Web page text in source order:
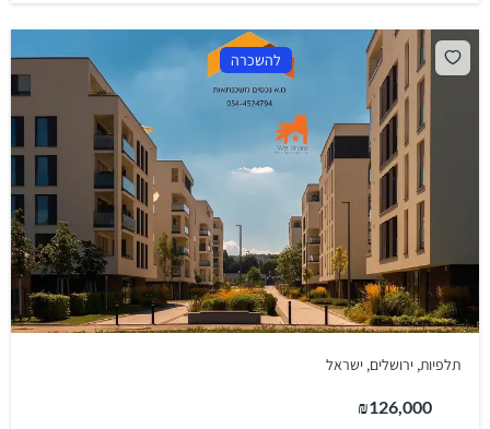
להשכרה
תלפיות, ירושלים, ישראל
₪126,000